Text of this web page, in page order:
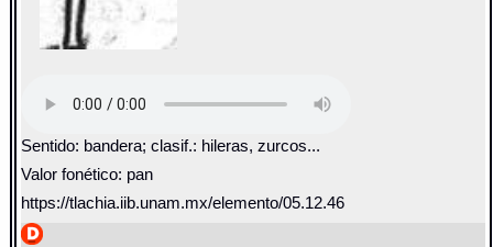
Sentido: bandera; clasif.: hileras, zurcos...
Valor fonético: pan
https://tlachia.iib.unam.mx/elemento/05.12.46